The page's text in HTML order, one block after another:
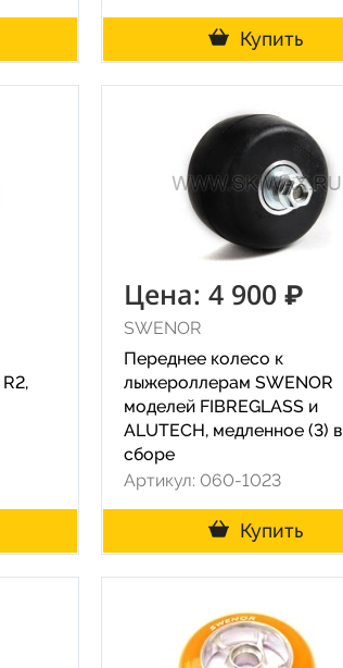
Купить
Цена: 4 900 ₽
SWENOR
Переднее колесо к
лыжероллерам SWENOR
моделей FIBREGLASS и
ALUTECH, медленное (3) в
сборе
Артикул: 060-1023
Купить